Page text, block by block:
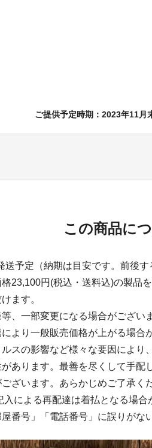
ご提供予定時期：2023年11月
この商品に
予定（納期は目安です。前後す
23,100円(税込・送料込)の製品
ます。
、一部変更になる場合がござい
より一般販売価格が上がる場合
スの影響など様々な要因により
あります。最善を尽くして手配
ざいます。あらかじめご了承く
による再配達は着払となる場
番号」「電話番号」に誤りがな